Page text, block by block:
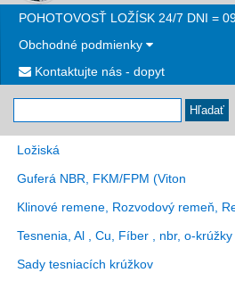
POHOTOVOSŤ LOŽÍSK 24/7 DNI =
Obchodné podmienky
Kontaktujte nás - dopyt
Hľadať
Ložiská
Guferá NBR, FKM/FPM (Viton
Klinové remene, Rozvodový remeň,
Tesnenia, Al , Cu, Fíber , nbr, o-krúžky
Sady tesniacích krúžkov